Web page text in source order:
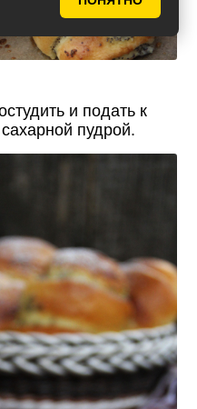
и подать к
пудрой.